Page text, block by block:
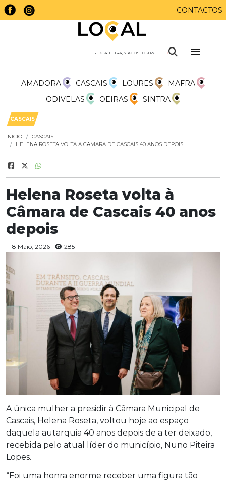
CONTACTOS
SEXTA-FEIRA, 7 AGOSTO 2026
AMADORA CASCAIS LOURES
MAFRA
ODIVELAS
OEIRAS SINTRA
CASCAIS
INICIO
CASCAIS
HELENA ROSETA VOLTA A CAMARA DE CASCAIS 40 ANOS DEPOIS
Helena Roseta volta à
Câmara de Cascais 40 anos
depois
8 Maio, 2026 285
A única mulher a presidir à Câmara Municipal de
Cascais, Helena Roseta, voltou hoje ao espaço
daquela autarquia 40 anos depois de a ter deixado,
recebida pelo atual líder do município, Nuno Piteira
Lopes.
“Foi uma honra enorme receber uma figura tão